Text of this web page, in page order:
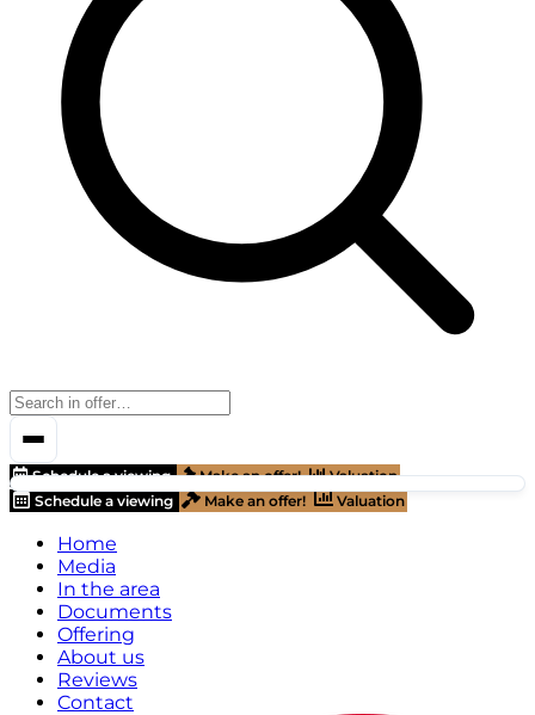
Schedule a viewing Make an offer!
Valuation
Schedule a viewing
Make an offer! Valuation
Home
Media
In the area
Documents
Offering
About us
Reviews
Contact